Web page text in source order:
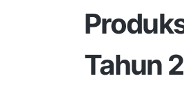
Tahun